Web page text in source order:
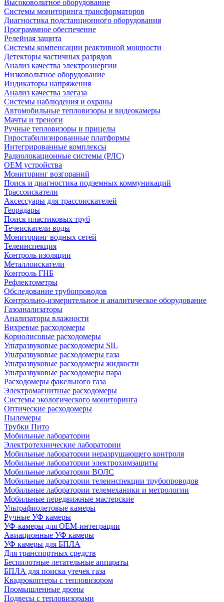
Высоковольтное оборудование
Системы мониторинга трансформаторов
Диагностика подстанционного оборудования
Программное обеспечение
Релейная защита
Системы компенсации реактивной мощности
Детекторы частичных разрядов
Анализ качества электроэнергии
Низковольтное оборудование
Индикаторы напряжения
Анализ качества элегаза
Системы наблюдения и охраны
Автомобильные тепловизоры и видеокамеры
Мачты и треноги
Ручные тепловизоры и прицелы
Гиростабилизированные платформы
Интегрированные комплексы
Радиолокационные системы (РЛС)
OEM устройства
Мониторинг возгораний
Поиск и диагностика подземных коммуникаций
Трассоискатели
Аксессуары для трассоискателей
Георадары
Поиск пластиковых труб
Течеискатели воды
Мониторинг водных сетей
Телеинспекция
Контроль изоляции
Металлоискатели
Контроль ГНБ
Рефлектометры
Обследование трубопроводов
Контрольно-измерительное и аналитическое оборудование
Газоанализаторы
Анализаторы влажности
Вихревые расходомеры
Кориолисовые расходомеры
Ультразвуковые расходомеры SIL
Ультразвуковые расходомеры газа
Ультразвуковые расходомеры жидкости
Ультразвуковые расходомеры пара
Расходомеры факельного газа
Электромагнитные расходомеры
Системы экологического мониторинга
Оптические расходомеры
Пылемеры
Трубки Пито
Мобильные лаборатории
Электротехнические лаборатории
Мобильные лаборатории неразрушающего контроля
Мобильные лаборатории электрохимзащиты
Мобильные лаборатории ВОЛС
Мобильные лаборатории телеинспекции трубопроводов
Мобильные лаборатории телемеханики и метрологии
Мобильные передвижные мастерские
Ультрафиолетовые камеры
Ручные УФ камеры
УФ-камеры для OEM-интеграции
Авиационные УФ камеры
УФ камеры для БПЛА
Для транспортных средств
Беспилотные летательные аппараты
БПЛА для поиска утечек газа
Квадрокоптеры с тепловизором
Промышленные дроны
Подвесы с тепловизорами